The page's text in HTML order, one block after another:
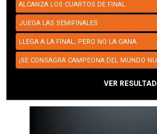
ALCANZA LOS CUARTOS DE FINAL
JUEGA LAS SEMIFINALES
LLEGA A LA FINAL, PERO NO LA GANA
¡SE CONSAGRA CAMPEONA DEL MUNDO
VER